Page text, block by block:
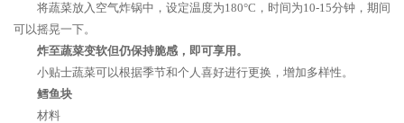
将蔬菜放入空气炸锅中，设定温度为180°C，时间为10-15分钟，期间
可以摇晃一下。
炸至蔬菜变软但仍保持脆感，即可享用。
小贴士蔬菜可以根据季节和个人喜好进行更换，增加多样性。
鳕鱼块
材料